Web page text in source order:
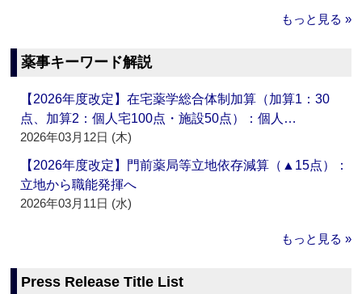
もっと見る »
薬事キーワード解説
【2026年度改定】在宅薬学総合体制加算（加算1：30
点、加算2：個人宅100点・施設50点）：個人…
2026年03月12日 (木)
【2026年度改定】門前薬局等立地依存減算（▲15点）：
立地から職能発揮へ
2026年03月11日 (水)
もっと見る »
Press Release Title List